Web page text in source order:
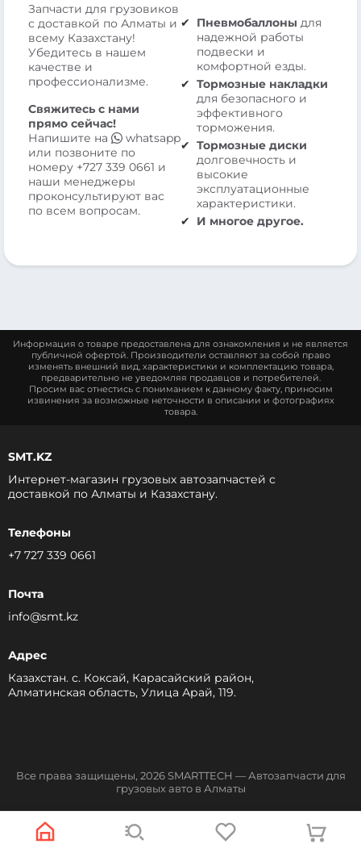
Запчасти для грузовиков
с доставкой по Алматы и
всему Казахстану!
Убедитесь в нашем
качестве и
профессионализме.
Свяжитесь с нами
прямо сейчас!
Напишите на
whatsapp
или позвоните по
номеру +727 339 0661 и
наши менеджеры
проконсультируют вас
по всем вопросам.
Пневмобаллоны для
надежной работы
подвески и
комфортной езды.
Тормозные накладки
для безопасного и
эффективного
торможения.
Тормозные диски
долговечность и
высокие
эксплуатационные
характеристики.
И многое другое.
Информация о товаре предоставлена для ознакомления и не является
публичной офертой. Производители оставляют за собой право
изменять внешний вид, характеристики и комплектацию товара,
предварительно не уведомляя продавцов и потребителей.
Просим вас отнестись с пониманием к данному факту, приносим
извинения за возможные неточности в описании и фотографиях
товара.
SMT.KZ
Интернет-магазин грузовых автозапчастей c
доставкой по Алматы и Казахстану.
Телефоны
+7 727 339 0661
Почта
info@smt.kz
Адрес
Казахстан. с. Коксай, Карасайский район,
Алматинская область, Улица Арай, 119.
Все права защищены, 2026 SMARTTECH — Автозапчасти для
грузовых авто в Алматы